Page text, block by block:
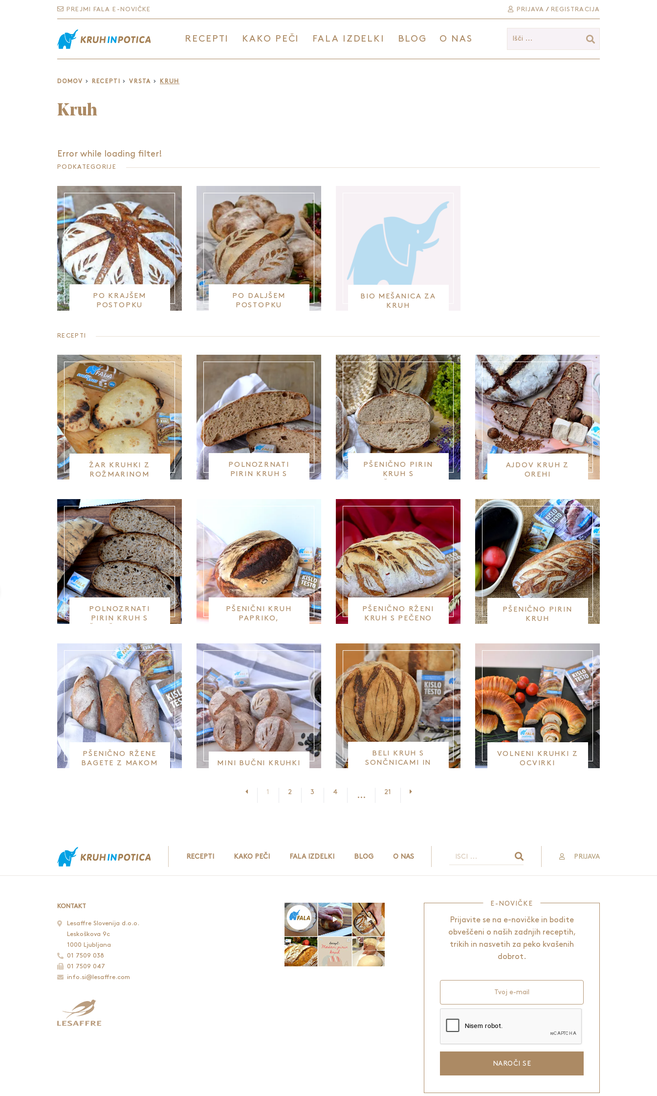
PREJMI FALA E-NOVIČKE PRIJAVA / REGISTRACIJA
Išči ...
RECEPTI KAKO PEČI FALA IZDELKI BLOG O NAS
DOMOV RECEPTI VRSTA KRUH
Kruh
Error while loading filter!
PODKATEGORIJE
PO KRAJŠEM
POSTOPKU
PO DALJŠEM
POSTOPKU
BIO MEŠANICA ZA
KRUH
RECEPTI
ŽAR KRUHKI Z
ROŽMARINOM
POLNOZRNATI
PIRIN KRUH S
PŠENIČNO PIRIN
KRUH S
AJDOV KRUH Z
OREHI
POLNOZRNATI
PIRIN KRUH S
PŠENIČNI KRUH
PAPRIKO,
MOKO
PŠENIČNO RŽENI
KRUH S PEČENO
PŠENIČNO PIRIN
KRUH
PŠENIČNO RŽENE
BAGETE Z MAKOM
MINI BUČNI KRUHKI
BELI KRUH S
SONČNICAMI IN
VOLNENI KRUHKI Z
OCVIRKI
Prejšnja stran
1 2 3 4 ... 21 Naslednja stran
RECEPTI KAKO PEČI FALA IZDELKI BLOG O NAS PRIJAVA
KONTAKT
Lesaffre Slovenija d.o.o.
Leskoškova 9c
1000 Ljubljana
01 7509 038
01 7509 047
info.si@lesaffre.com
E-NOVIČKE
Prijavite se na e-novičke in bodite
obveščeni o naših zadnjih receptih,
trikih in nasvetih za peko kvašenih
dobrot.
Tvoj e-mail
NAROČI SE